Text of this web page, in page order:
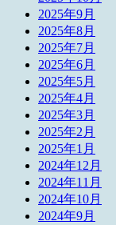
2025年9月
2025年8月
2025年7月
2025年6月
2025年5月
2025年4月
2025年3月
2025年2月
2025年1月
2024年12月
2024年11月
2024年10月
2024年9月